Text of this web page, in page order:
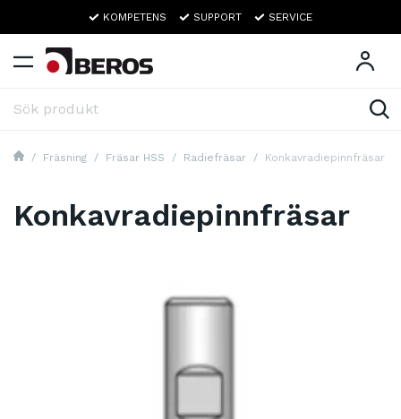
KOMPETENS SUPPORT SERVICE
Fräsning Fräsar HSS Radiefräsar Konkavradiepinnfräsar
Konkavradiepinnfräsar